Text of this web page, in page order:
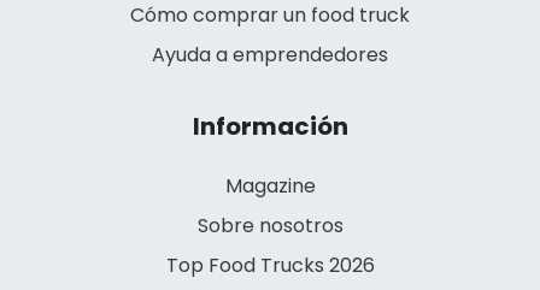
Cómo comprar un food truck
Ayuda a emprendedores
Información
Magazine
Sobre nosotros
Top Food Trucks 2026